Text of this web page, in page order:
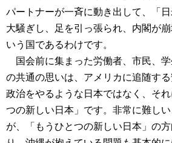
パートナーが一斉に動き出して、「
大騒ぎし、足を引っ張られ、内閣が
いう国であるわけです。
国会前に集まった労働者、市民、
の共通の思いは、アメリカに追随す
政治をやるような日本ではなく、そ
つの新しい日本」です。非常に難し
が、「もうひとつの新しい日本」の